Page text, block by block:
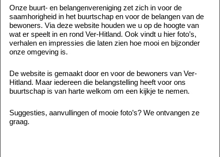
Onze buurt- en belangenvereniging zet zich in voor de
saamhorigheid in het buurtschap en voor de belangen van de
bewoners. Via deze website houden we u op de hoogte van
wat er speelt in en rond Ver-Hitland. Ook vindt u hier foto’s,
verhalen en impressies die laten zien hoe mooi en bijzonder
onze omgeving is.
De website is gemaakt door en voor de bewoners van Ver-
Hitland. Maar iedereen die belangstelling heeft voor ons
buurtschap is van harte welkom om een kijkje te nemen.
Suggesties, aanvullingen of mooie foto’s? We ontvangen ze
graag.